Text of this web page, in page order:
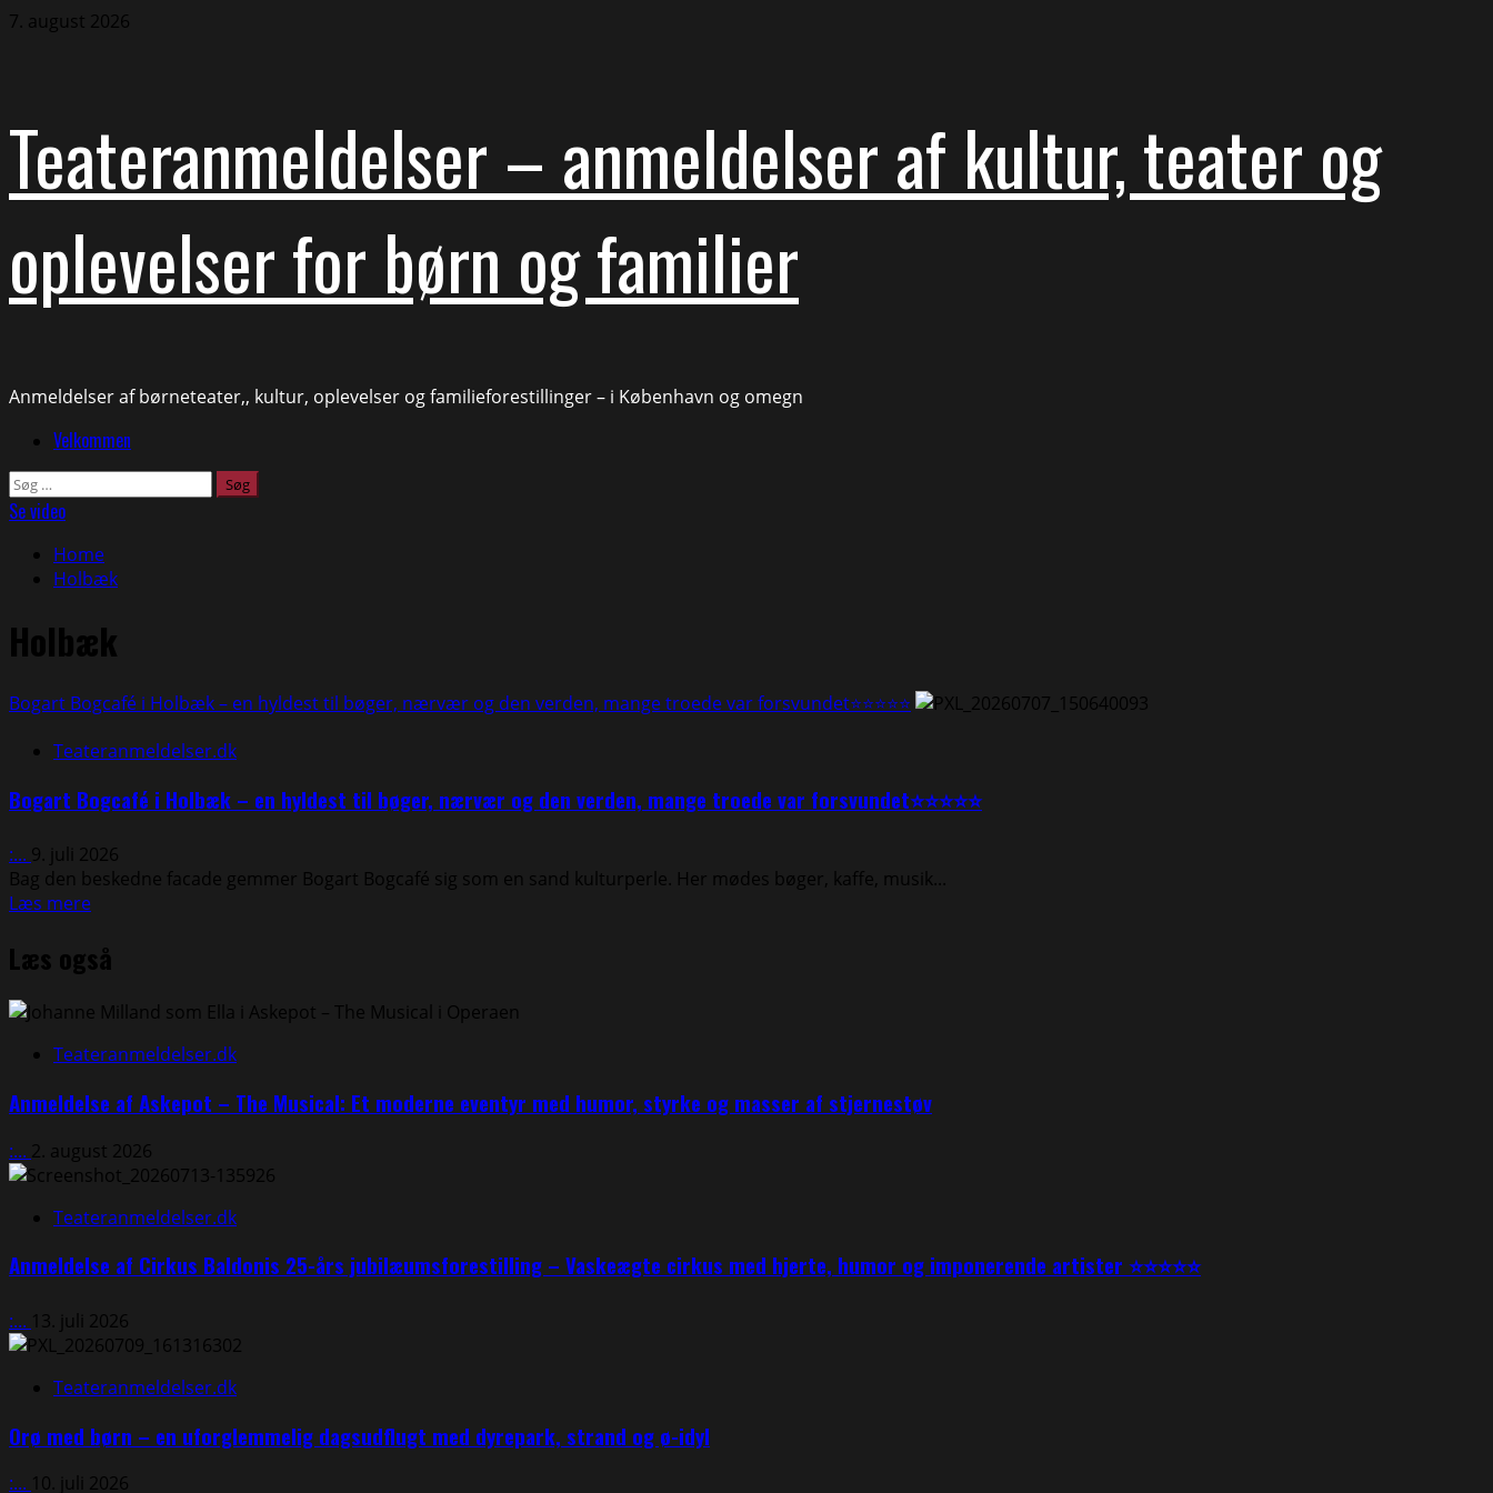
Skip
7. august 2026
Teateranmeldelser – anmeldelser af kultur, teater og
oplevelser for børn og familier
Anmeldelser af børneteater,, kultur, oplevelser og familieforestillinger – i København og omegn
PrimaryVelkommen
Søg
efter:
Se video
Home
Holbæk
Holbæk
Bogart Bogcafé i Holbæk – en hyldest til bøger, nærvær og den verden, mange troede var forsvundet⭐⭐⭐⭐⭐
Teateranmeldelser.dk
Bogart Bogcafé i Holbæk – en hyldest til bøger, nærvær og den verden, mange troede var forsvundet⭐⭐⭐⭐⭐
:... 9. juli 2026
Bag den beskedne facade gemmer Bogart Bogcafé sig som en sand kulturperle. Her mødes bøger, kaffe, musik...
Læs mereRead
about
Bogart
Bogcafé
i
Holbæk
en
hyldest
til
bøger,
og
verden,
troede
var
Læs også
Teateranmeldelser.dk
Anmeldelse af Askepot – The Musical: Et moderne eventyr med humor, styrke og masser af stjernestøv
:... 2. august 2026
Teateranmeldelser.dk
Anmeldelse af Cirkus Baldonis 25-års jubilæumsforestilling – Vaskeægte cirkus med hjerte, humor og imponerende artister ⭐⭐⭐⭐⭐
:... 13. juli 2026
Teateranmeldelser.dk
Orø med børn – en uforglemmelig dagsudflugt med dyrepark, strand og ø-idyl
:... 10. juli 2026